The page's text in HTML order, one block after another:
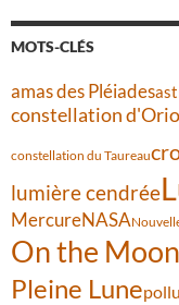
MOTS-CLÉS
amas des Pléiades
constellation
constellation du Taureau
lumière cendrée
MercureNASA
On the Moon
Pleine Lune